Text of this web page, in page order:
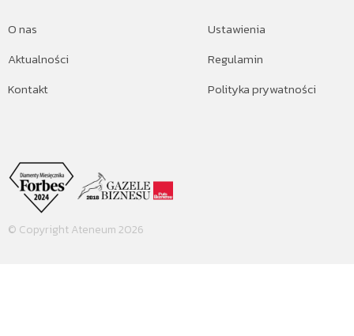
O nas
Aktualności
Kontakt
Ustawienia
Regulamin
Polityka prywatności
© Copyright Ateneum 2026